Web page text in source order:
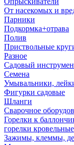
От насекомых и
Парники
Подкормка+отрава
Полив
Приствольные
Разное
Садовый
Семена
Умывальники,
Фигурки садовые
Шланги
Сварочное
Горелки к
горелки кровельные
Зажимы, клеммы,